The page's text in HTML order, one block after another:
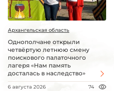
Архангельская область
Однополчане открыли
четвёртую летнюю смену
поискового палаточного
лагеря «Нам память
досталась в наследство»
6 августа 2026 74